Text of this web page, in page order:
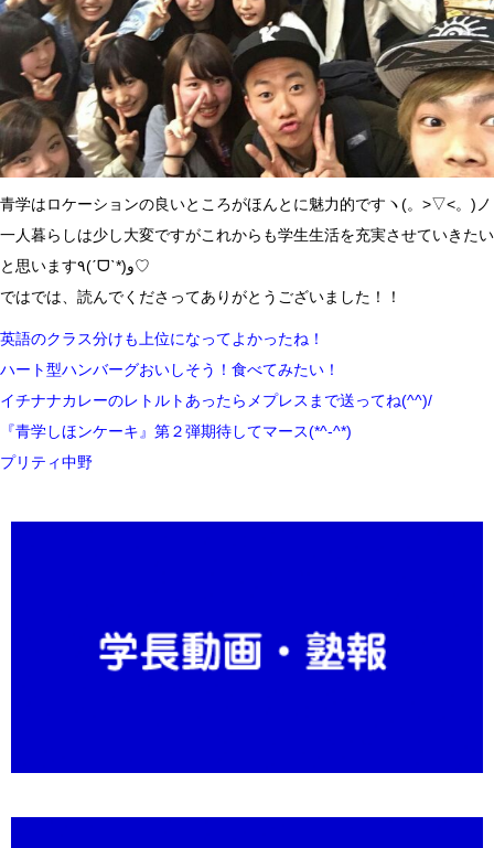
青学はロケーションの良いところがほんとに魅力的ですヽ(。>▽<。)ノ
一人暮らしは少し大変ですがこれからも学生生活を充実させていきたい
と思います٩(ˊᗜˋ*)و♡
ではでは、読んでくださってありがとうございました！！
英語のクラス分けも上位になってよかったね！
ハート型ハンバーグおいしそう！食べてみたい！
イチナナカレーのレトルトあったらメプレスまで送ってね(^^)/
『青学しほンケーキ』第２弾期待してマース(*^-^*)
プリティ中野